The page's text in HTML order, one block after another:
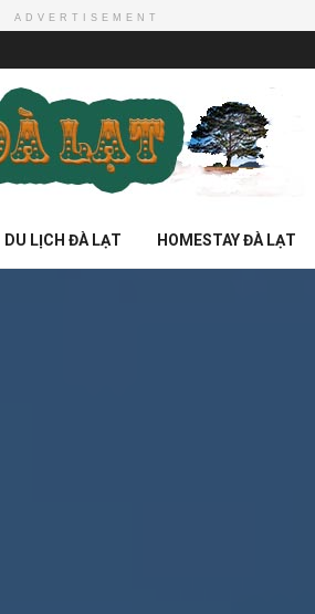
ADVERTISEMENT
DU LỊCH ĐÀ LẠT HOMESTAY ĐÀ LẠT